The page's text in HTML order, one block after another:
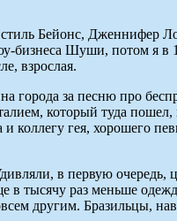
Бейонс, Дженнифер
бизнеса Шуши, потом я в
взрослая.
города за песню про
который туда пошел,
коллегу гея, хорошего
в первую очередь,
тысячу раз меньше
другим. Бразильцы,